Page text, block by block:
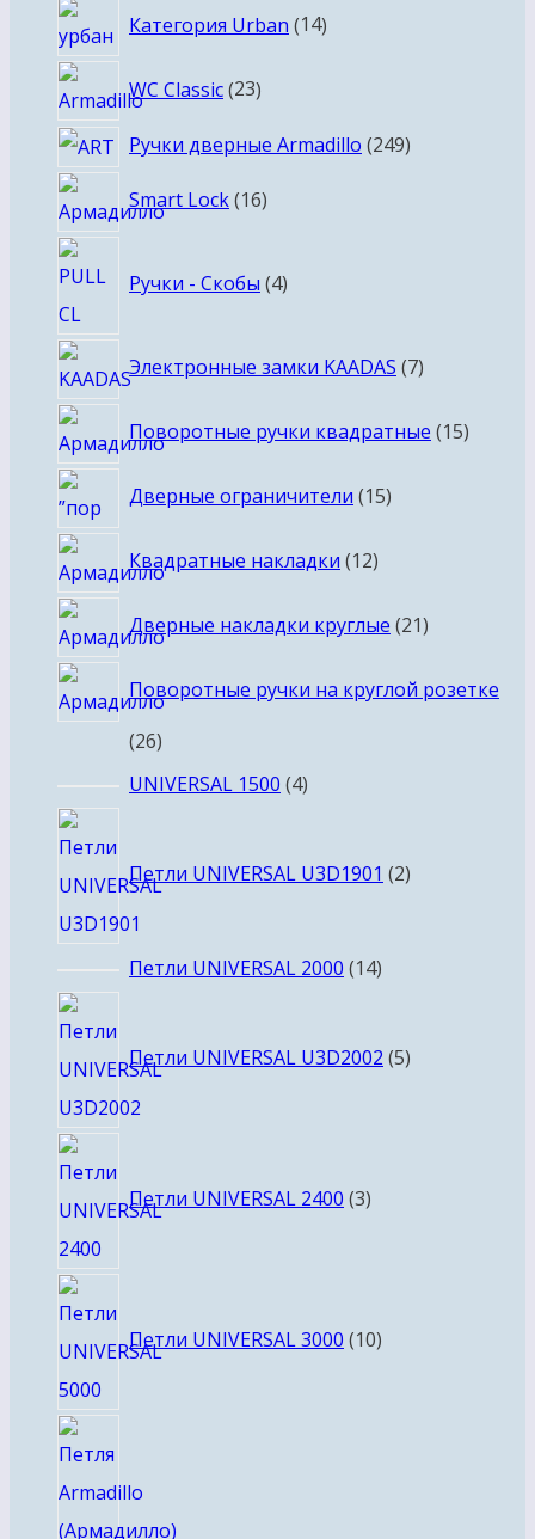
Категория Urban 1414
WC Classic 2323
Ручки дверные Armadillo 249249
Smart Lock 1616
Ручки - Скобы 4товара
Электронные замки KAADAS 77
Поворотные ручки квадратные 1515
Дверные ограничители 1515
Квадратные накладки 1212
Дверные накладки круглые 2121
Поворотные ручки на круглой розетке
2626
товаров
UNIVERSAL 1500 44
Петли UNIVERSAL U3D1901 2товара
Петли UNIVERSAL 2000 1414
Петли UNIVERSAL U3D2002 5товаров
Петли UNIVERSAL 2400 3товара
Петли UNIVERSAL 3000 10товаров